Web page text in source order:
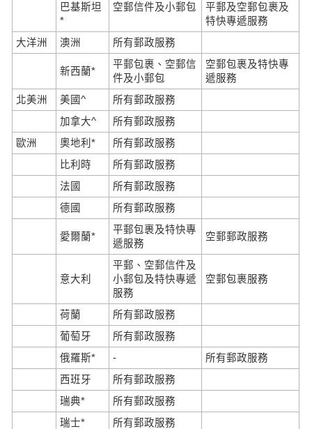
巴基斯坦
*
空郵信件及小郵包
平郵及空郵包裹及
特快專遞服務
大洋洲
澳洲 所有郵政服務
新西蘭*
平郵包裹、空郵信
件及小郵包
空郵包裹及特快專
遞服務
北美洲
美國^
所有郵政服務
加拿大^
所有郵政服務
歐洲
奧地利*
所有郵政服務
比利時
所有郵政服務
法國
所有郵政服務
德國
所有郵政服務
愛爾蘭*
平郵包裹及特快專
遞服務
空郵郵政服務
意大利
平郵、空郵信件及
小郵包及特快專遞
服務
空郵包裹服務
荷蘭
所有郵政服務
葡萄牙
所有郵政服務
俄羅斯*
-
所有郵政服務
西班牙
所有郵政服務
瑞典*
所有郵政服務
瑞士*
所有郵政服務